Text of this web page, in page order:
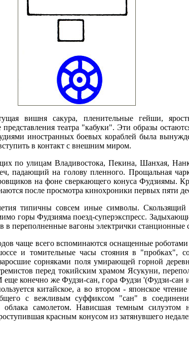
вишня сакура, пленительные гейши,
театра "кабуки". Эти образы
иностранных боевых кораблей была
в контакт с внешним миром.
по улицам Владивостока, Пекина, Шанхая,
падающий на голову пленного. Прощальная
на фоне сверкающего конуса Фудзиямы.
после просмотра кинохроники первых пяти
типичны совсем иные символы. Скользящий
горы Фудзияма поезд-суперэкспресс.
переполненные вагоны электрички станционные
чаще всего вспоминаются оснащенные
и томительные часы стояния в "пробках",
сорняками поля умирающей горной
перед токийским храмом Ясукуни,
конечно же Фудзи-сан, гора Фудзи '(Фудзи-сан
китайское, а во втором - японское
с вежливым суффиксом "сан" в
самолетом. Нависшая темным силуэтом
красным конусом из затянувшего